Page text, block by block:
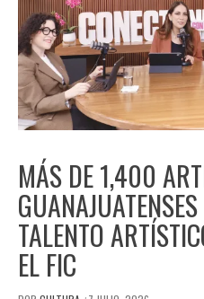
MÁS DE 1,400
TALENTO
EL FIC